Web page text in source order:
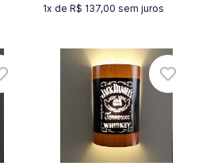
1x de R$ 137,00 sem juros